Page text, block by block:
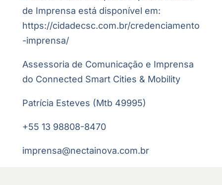
de Imprensa está disponível em:
https://cidadecsc.com.br/credenciamento
-imprensa/
Assessoria de Comunicação e Imprensa
do Connected Smart Cities & Mobility
Patrícia Esteves (Mtb 49995)
+55 13 98808-8470
imprensa@nectainova.com.br